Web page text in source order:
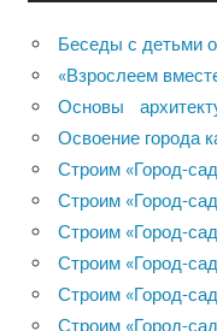
Беседы с детьми
«Взрослеем
Основы
Освоение города
Строим «Город-
Строим «Город-
Строим «Город-
Строим «Город-
Строим «Город-
Строим «Город-